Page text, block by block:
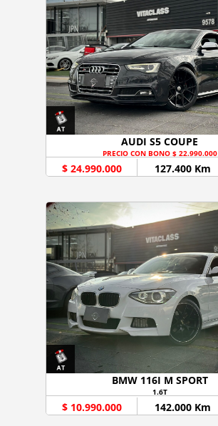
AUDI S5 COUPE
PRECIO CON BONO $ 22.990.000
$ 24.990.000 127.400 Km
BMW 116I M SPORT
1.6T
$ 10.990.000 142.000 Km